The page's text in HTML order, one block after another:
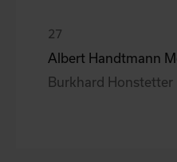
Albert Handtmann
Burkhard Honstetter